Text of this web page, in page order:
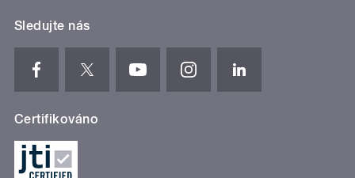
Sledujte nás
Certifikováno